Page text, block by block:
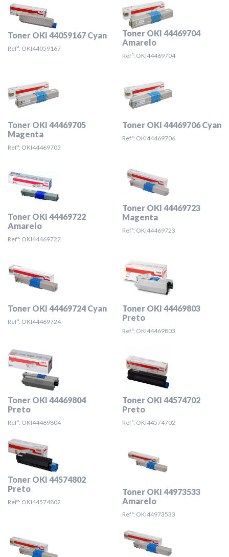
Toner OKI 44059167 Cyan
Refª: OKI44059167
Toner OKI 44469704
Amarelo
Refª: OKI44469704
Toner OKI 44469705
Magenta
Refª: OKI44469705
Toner OKI 44469706 Cyan
Refª: OKI44469706
Toner OKI 44469722
Amarelo
Refª: OKI44469722
Toner OKI 44469723
Magenta
Refª: OKI44469723
Toner OKI 44469724 Cyan
Refª: OKI44469724
Toner OKI 44469803
Preto
Refª: OKI44469803
Toner OKI 44469804
Preto
Refª: OKI44469804
Toner OKI 44574702
Preto
Refª: OKI44574702
Toner OKI 44574802
Preto
Refª: OKI44574802
Toner OKI 44973533
Amarelo
Refª: OKI44973533